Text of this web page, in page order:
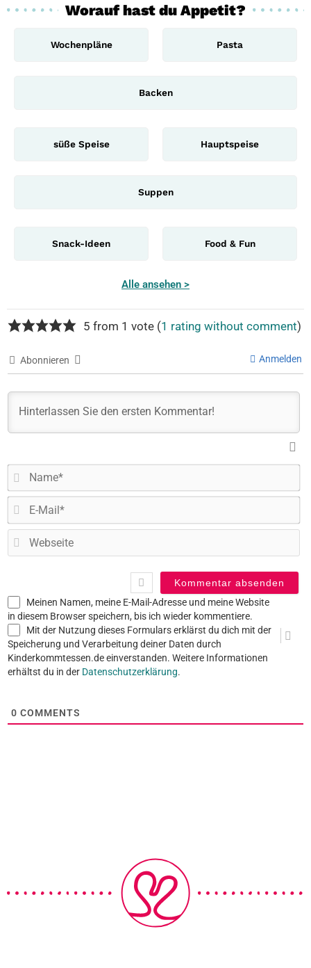
Worauf hast du Appetit?
Wochenpläne Pasta
Backen
süße Speise Hauptspeise
Suppen
Snack-Ideen Food & Fun
Alle ansehen >
5 from 1 vote (1 rating without comment)
Abonnieren Anmelden
Meinen Namen, meine E-Mail-Adresse und meine Website
in diesem Browser speichern, bis ich wieder kommentiere.
Mit der Nutzung dieses Formulars erklärst du dich mit der
Speicherung und Verarbeitung deiner Daten durch
Kinderkommtessen.de einverstanden. Weitere Informationen
erhältst du in der Datenschutzerklärung.
0 COMMENTS